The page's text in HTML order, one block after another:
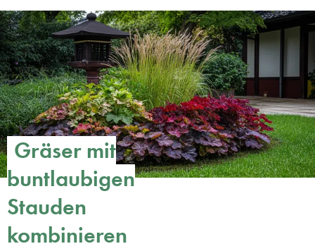
Gräser mit
buntlaubigen
Stauden
kombinieren